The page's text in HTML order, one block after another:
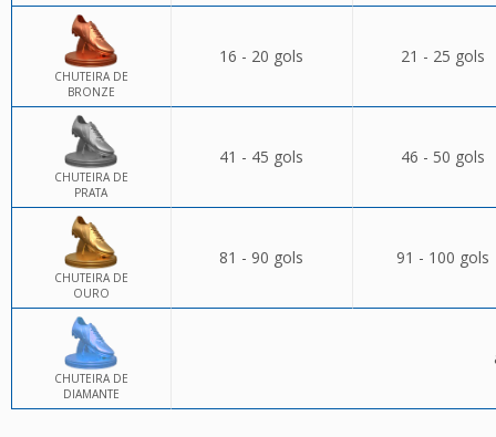
CHUTEIRA DE
BRONZE
16 - 20 gols 21 - 25 gols
CHUTEIRA DE
PRATA
41 - 45 gols 46 - 50 gols
CHUTEIRA DE
OURO
81 - 90 gols 91 - 100 gols
CHUTEIRA DE
DIAMANTE